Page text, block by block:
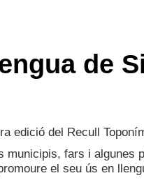
de
edició del Recull
municipis, fars i
el seu ús en